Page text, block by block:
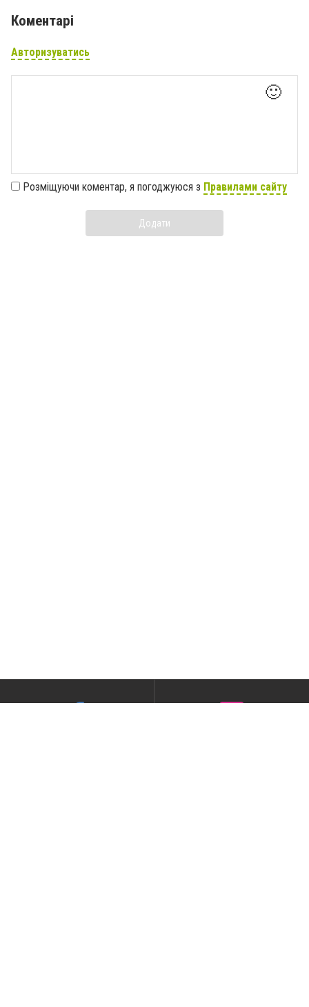
Коментарі
Авторизуватись
🙂
Розміщуючи коментар, я погоджуюся з Правилами сайту
Додати